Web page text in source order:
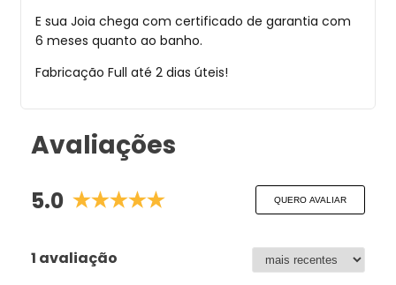
E sua Joia chega com certificado de garantia com
6 meses quanto ao banho.
Fabricação Full até 2 dias úteis!
Avaliações
5.0 QUERO AVALIAR
1 avaliação